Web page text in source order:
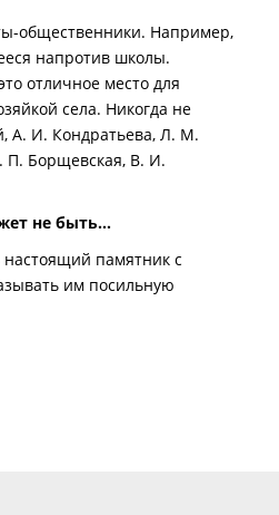
общественники. Например,
напротив школы.
отличное место для
села. Никогда не
А. И. Кондратьева, Л. М.
П. Борщевская, В. И.
не быть…
памятник с
им посильную